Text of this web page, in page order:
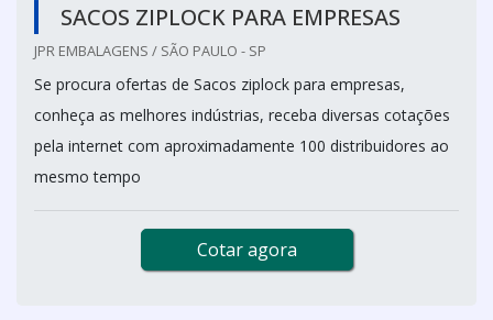
SACOS ZIPLOCK PARA EMPRESAS
JPR EMBALAGENS / SÃO PAULO - SP
Se procura ofertas de Sacos ziplock para empresas,
conheça as melhores indústrias, receba diversas cotações
pela internet com aproximadamente 100 distribuidores ao
mesmo tempo
Cotar agora